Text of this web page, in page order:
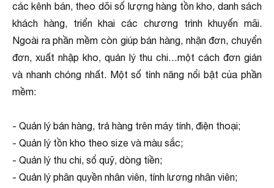
các kênh bán, theo dõi số lượng hàng tồn kho, danh sách
khách hàng, triển khai các chương trình khuyến mãi.
Ngoài ra phần mềm còn giúp bán hàng, nhận đơn, chuyển
đơn, xuất nhập kho, quản lý thu chi…một cách đơn giản
và nhanh chóng nhất. Một số tính năng nổi bật của phần
mềm:
- Quản lý bán hàng, trả hàng trên máy tính, điện thoại;
- Quản lý tồn kho theo size và màu sắc;
- Quản lý thu chi, sổ quỹ, dòng tiền;
- Quản lý phân quyền nhân viên, tính lương nhân viên;